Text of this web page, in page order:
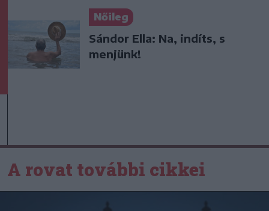
Nőileg
Sándor Ella: Na, indíts, s
menjünk!
A rovat további cikkei